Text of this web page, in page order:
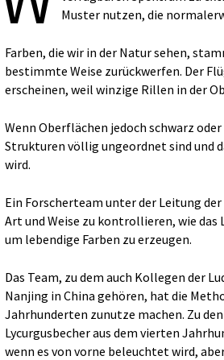
Muster nutzen, die
Farben, die wir in der Natur sehen,
bestimmte Weise zurückwerfen. Der
erscheinen, weil winzige Rillen in der
Wenn Oberflächen jedoch schwarz
Strukturen völlig ungeordnet sind und
wird.
Ein Forscherteam unter der Leitung
Art und Weise zu kontrollieren, wie
um lebendige Farben zu erzeugen.
Das Team, zu dem auch Kollegen der
Nanjing in China gehören, hat die
Jahrhunderten zunutze machen. Zu
Lycurgusbecher aus dem vierten
wenn es von vorne beleuchtet wird,